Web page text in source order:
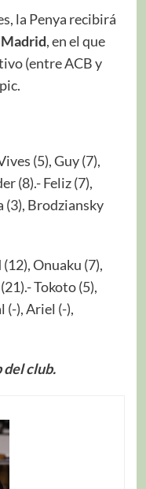
la Penya recibirá
, en el que
(entre ACB y
(5), Guy (7),
(8).- Feliz (7),
(3), Brodziansky
Onuaku (7),
Tokoto (5),
(-), Ariel (-),
del club.